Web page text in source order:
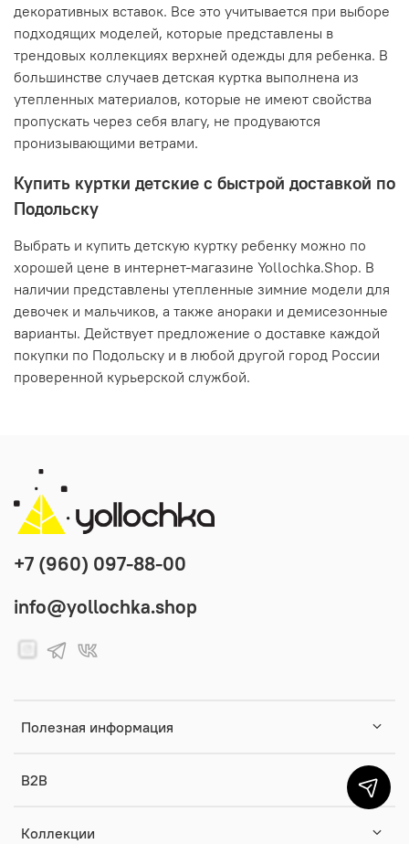
декоративных вставок. Все это учитывается при выборе
подходящих моделей, которые представлены в
трендовых коллекциях верхней одежды для ребенка. В
большинстве случаев детская куртка выполнена из
утепленных материалов, которые не имеют свойства
пропускать через себя влагу, не продуваются
пронизывающими ветрами.
Купить куртки детские с быстрой доставкой по
Подольску
Выбрать и купить детскую куртку ребенку можно по
хорошей цене в интернет-магазине Yollochka.Shop. В
наличии представлены утепленные зимние модели для
девочек и мальчиков, а также анораки и демисезонные
варианты. Действует предложение о доставке каждой
покупки по Подольску и в любой другой город России
проверенной курьерской службой.
Полезная информация
B2B
Коллекции
+7 (960) 097-88-00
info@yollochka.shop